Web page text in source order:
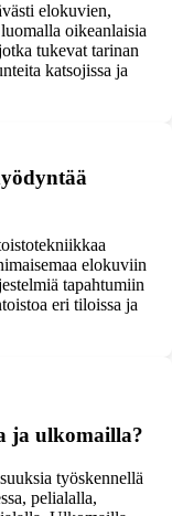
elokuvien,
oikeanlaisia
tukevat tarinan
katsojissa ja
elokuviin
tapahtumiin
eri tiloissa ja
ja ulkomailla?
työskennellä
pelialalla,